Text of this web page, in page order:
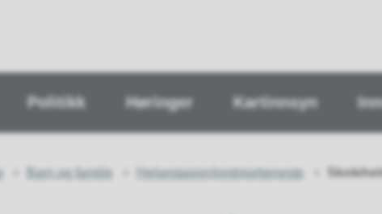
Politikk Høringer Kartinnsyn
Barn og familie Helsestasjon/jordmortjeneste